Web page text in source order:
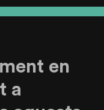
en
a